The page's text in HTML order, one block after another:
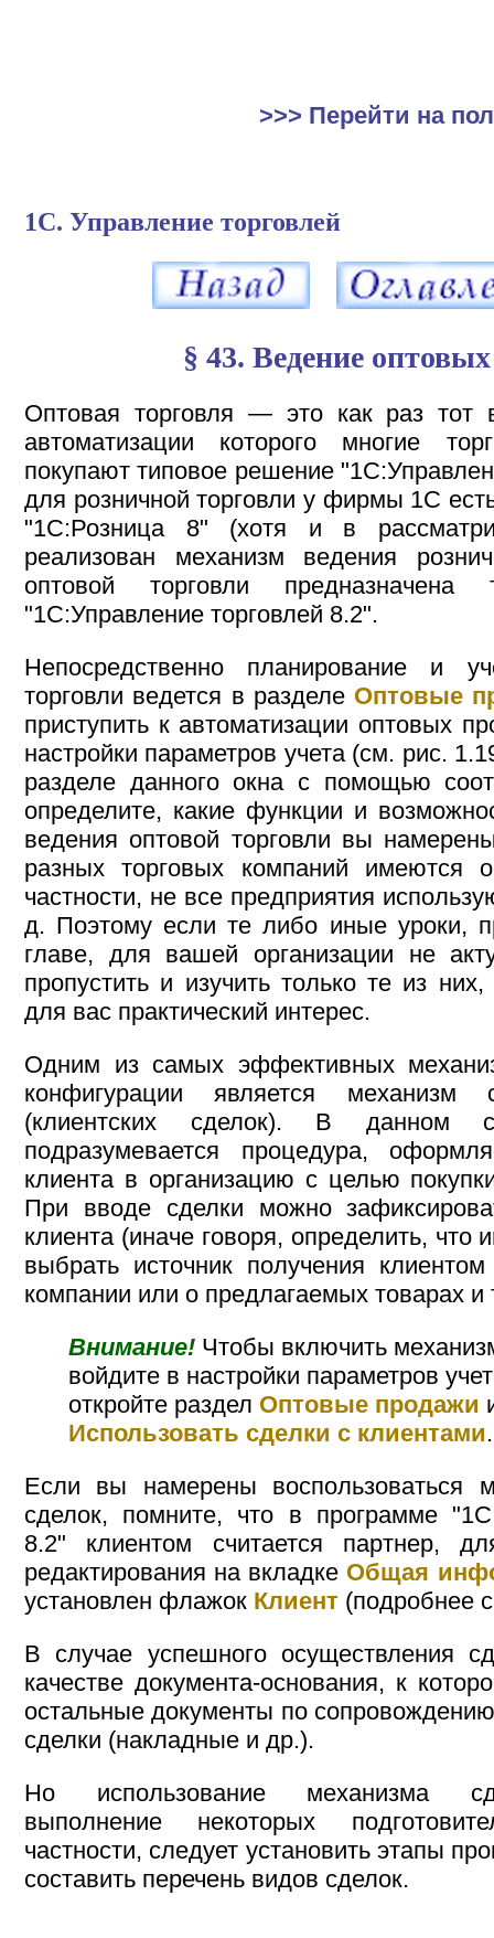
>>> Перейти на
1С. Управление торговлей
§ 43. Ведение
Оптовая торговля — это как раз тот
автоматизации которого многие
покупают типовое решение
для розничной торговли у фирмы 1С
"1С:Розница 8" (хотя и в
реализован механизм ведения
оптовой торговли предназначена
"1С:Управление торговлей 8.2".
Непосредственно планирование и
торговли ведется в разделе Оптовые
приступить к автоматизации оптовых
настройки параметров учета (см. рис.
разделе данного окна с помощью
определите, какие функции и
ведения оптовой торговли вы
разных торговых компаний имеются
частности, не все предприятия
д. Поэтому если те либо иные уроки,
главе, для вашей организации не
пропустить и изучить только те из
для вас практический интерес.
Одним из самых эффективных
конфигурации является механизм
(клиентских сделок). В данном
подразумевается процедура,
клиента в организацию с целью
При вводе сделки можно
клиента (иначе говоря, определить, что
выбрать источник получения
компании или о предлагаемых товарах и
Внимание! Чтобы включить
войдите в настройки параметров
откройте раздел Оптовые продажи
Использовать сделки с клиентами.
Если вы намерены воспользоваться
сделок, помните, что в программе
8.2" клиентом считается партнер,
редактирования на вкладке Общая
установлен флажок Клиент (подробнее
В случае успешного осуществления
качестве документа-основания, к
остальные документы по
сделки (накладные и др.).
Но использование механизма
выполнение некоторых
частности, следует установить этапы
составить перечень видов сделок.